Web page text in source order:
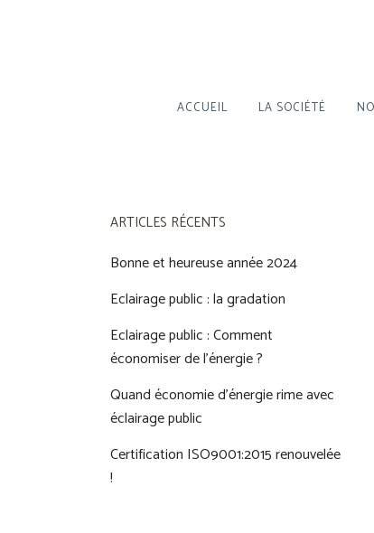
ACCUEIL LA SOCIÉTÉ
ARTICLES RÉCENTS
Bonne et heureuse année 2024
Eclairage public : la gradation
Eclairage public : Comment
économiser de l’énergie ?
Quand économie d’énergie rime avec
éclairage public
Certification ISO9001:2015 renouvelée
!